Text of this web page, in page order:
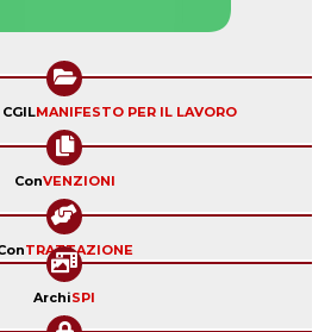
MANIFESTO PER IL LAVORO
ConVENZIONI
TRATTAZIONE
ArchiSPI